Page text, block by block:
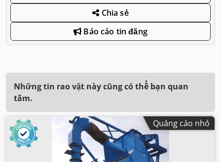
Chia sẻ
Báo cáo tin đăng
Những tin rao vặt này cũng có thể bạn quan
tâm.
Quảng cáo nhỏ